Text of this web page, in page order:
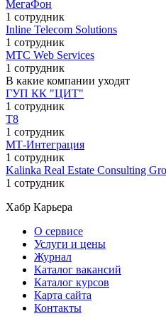
МегаФон
1 сотрудник
Inline Telecom Solutions
1 сотрудник
МТС Web Services
1 сотрудник
В какие компании уходят
ГУП КК "ЦИТ"
1 сотрудник
Т8
1 сотрудник
МТ-Интеграция
1 сотрудник
Kalinka Real Estate Consulting
1 сотрудник
Хабр Карьера
О сервисе
Услуги и цены
Журнал
Каталог вакансий
Каталог курсов
Карта сайта
Контакты